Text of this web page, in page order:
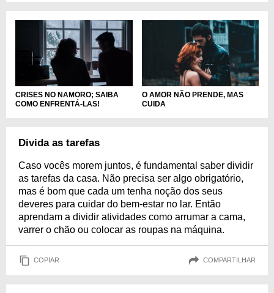
CRISES NO NAMORO; SAIBA
COMO ENFRENTÁ-LAS!
O AMOR NÃO PRENDE, MAS
CUIDA
Divida as tarefas
Caso vocês morem juntos, é fundamental saber dividir
as tarefas da casa. Não precisa ser algo obrigatório,
mas é bom que cada um tenha noção dos seus
deveres para cuidar do bem-estar no lar. Então
aprendam a dividir atividades como arrumar a cama,
varrer o chão ou colocar as roupas na máquina.
COPIAR COMPARTILHAR